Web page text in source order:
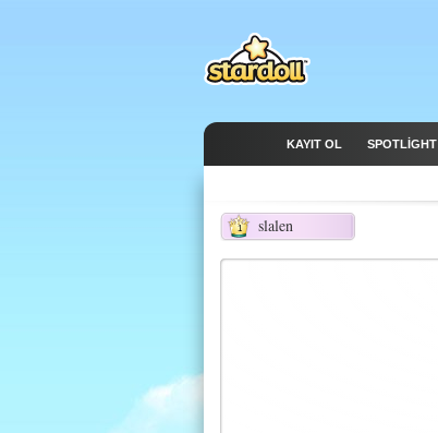
KAYIT OL SPOTLIGHT
slalen
1